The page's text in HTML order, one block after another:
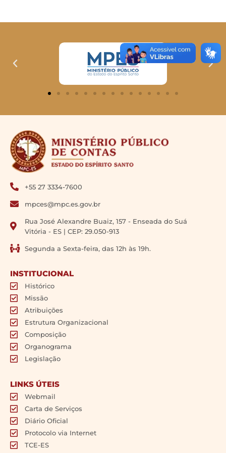
+55 27 3334-7600
mpces@mpc.es.gov.br
Rua José Alexandre Buaiz, 157 - Enseada do Suá
Vitória - ES | CEP: 29.050-913
Segunda a Sexta-feira, das 12h às 19h.
INSTITUCIONAL
Histórico
Missão
Atribuições
Estrutura Organizacional
Composição
Organograma
Legislação
LINKS ÚTEIS
Webmail
Carta de Serviços
Diário Oficial
Protocolo via Internet
TCE-ES